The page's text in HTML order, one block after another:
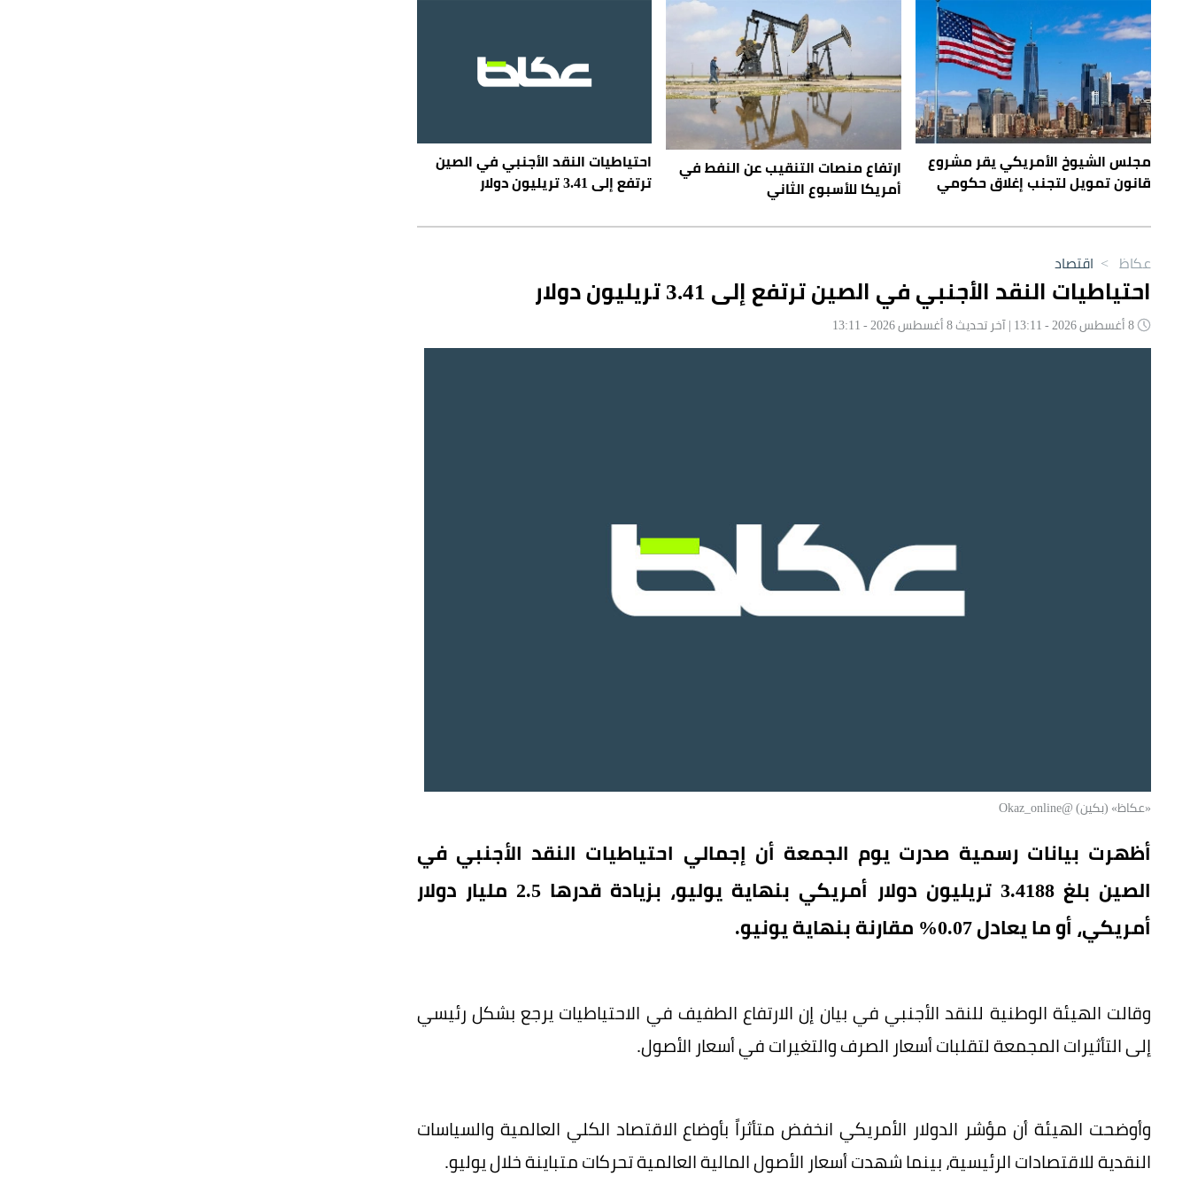
مجلس الشيوخ الأمريكي يقر مشروع
قانون تمويل لتجنب إغلاق حكومي
ارتفاع منصات التنقيب عن النفط في
أمريكا للأسبوع الثاني
احتياطيات النقد الأجنبي في الصين
ترتفع إلى 3.41 تريليون دولار
عكاظ > اقتصاد
احتياطيات النقد الأجنبي في الصين ترتفع إلى 3.41 تريليون دولار
«عكاظ» (بكين) @Okaz_online
أظهرت بيانات رسمية صدرت يوم الجمعة أن إجمالي احتياطيات النقد الأجنبي في
الصين بلغ 3.4188 تريليون دولار أمريكي بنهاية يوليو، بزيادة قدرها 2.5 مليار دولار
أمريكي، أو ما يعادل 0.07% مقارنة بنهاية يونيو.
وقالت الهيئة الوطنية للنقد الأجنبي في بيان إن الارتفاع الطفيف في الاحتياطيات يرجع بشكل رئيسي
إلى التأثيرات المجمعة لتقلبات أسعار الصرف والتغيرات في أسعار الأصول.
وأوضحت الهيئة أن مؤشر الدولار الأمريكي انخفض متأثراً بأوضاع الاقتصاد الكلي العالمية والسياسات
النقدية للاقتصادات الرئيسية، بينما شهدت أسعار الأصول المالية العالمية تحركات متباينة خلال يوليو.